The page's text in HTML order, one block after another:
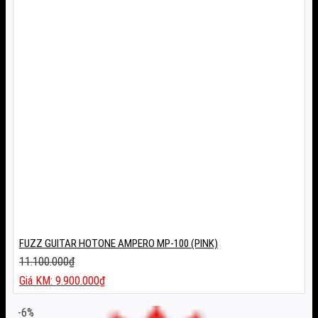
FUZZ GUITAR HOTONE AMPERO MP-100 (PINK)
11.100.000₫
Giá
gốc
là:
9.900.000₫
Giá
hiện
-6%